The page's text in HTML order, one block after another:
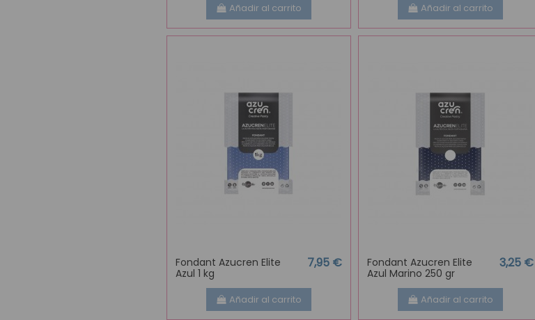
Añadir al carrito Añadir al carrito
Fondant Azucren Elite
Azul 1 kg
7,95 €
Añadir al carrito
Fondant Azucren Elite
Azul Marino 250 gr
3,25 €
Añadir al carrito